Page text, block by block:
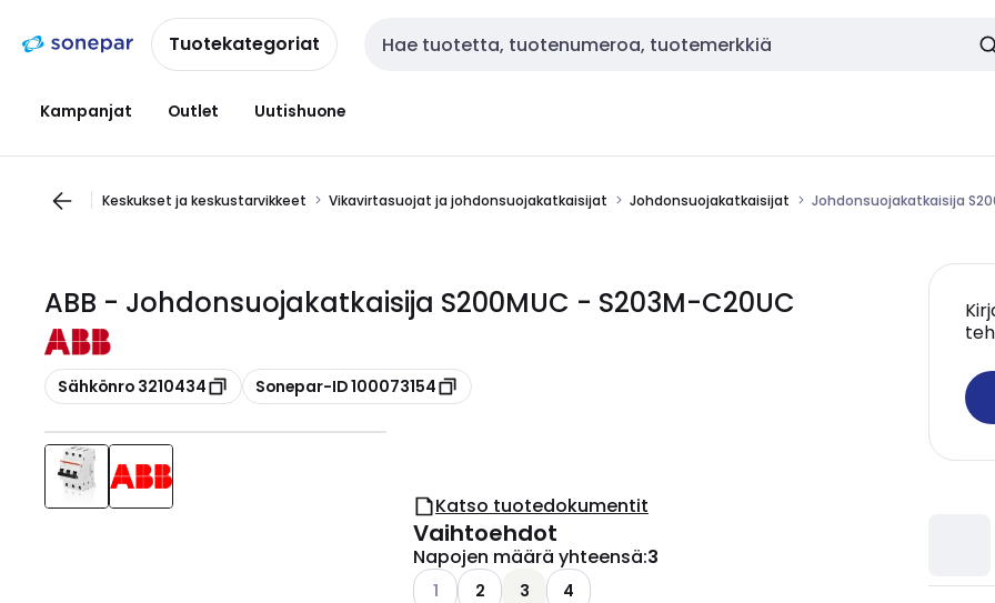
navigointiinsisältöönTuotekategoriat Haku
Kampanjat Outlet Uutishuone
Keskukset ja keskustarvikkeet Vikavirtasuojat ja johdonsuojakatkaisijat Johdonsuojakatkaisijat Johdonsuojakatkaisija
ABB - Johdonsuojakatkaisija S200MUC - S203M-C20UC
Kopioi
Sähkönro 3210434 Kopioi
Sonepar-ID 100073154
Katso tuotedokumentit
Vaihtoehdot
Napojen määrä yhteensä:3
Katso käytettävissä olevat vaihtoehdot
1 2 3 4